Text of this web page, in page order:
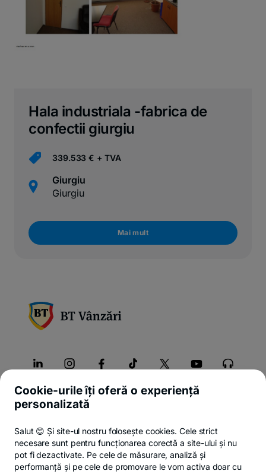
Hala industriala -fabrica de
confectii giurgiu
339.533 € + TVA
Giurgiu
Giurgiu
Mai mult
Despre noi
Contact
Cookie-urile îți oferă o experiență
personalizată
Salut 😊 Și site-ul nostru folosește cookies. Cele strict
necesare sunt pentru funcționarea corectă a site-ului și nu
pot fi dezactivate. Pe cele de măsurare, analiză și
performanță și pe cele de promovare le vom activa doar cu